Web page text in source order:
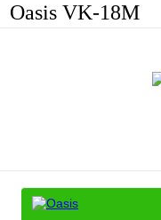
Oasis VK-18M